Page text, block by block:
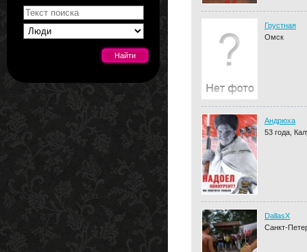
Грустная
Омск
Андрюха
53 года,
DallasX
Санкт-